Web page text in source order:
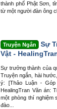
thành phố Phật Sơn,
từ một người đàn ông
Truyện Ngắn
Sự
Vật -
Sự trưởng thành của
Truyện ngắn, hài
ý: [Thảo Luận -
HealingTran Văn án:
một phòng thí
đào...